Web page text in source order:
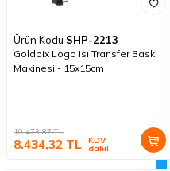
Ürün Kodu SHP-2213
Goldpix Logo Isı Transfer Baskı
Makinesi - 15x15cm
10.473,87TL
8.434,32 TL KDV
dahil